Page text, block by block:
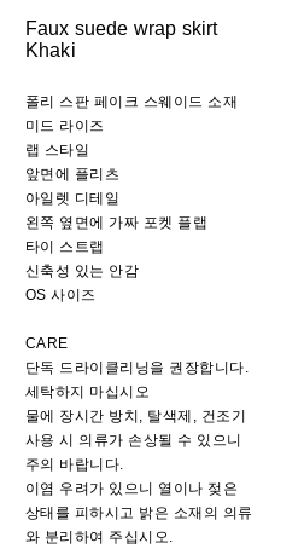
Faux suede wrap skirt
Khaki
폴리 스판 페이크 스웨이드 소재
미드 라이즈
랩 스타일
앞면에 플리츠
아일렛 디테일
왼쪽 옆면에 가짜 포켓 플랩
타이 스트랩
신축성 있는 안감
OS 사이즈
CARE
단독 드라이클리닝을 권장합니다.
세탁하지 마십시오
물에 장시간 방치, 탈색제, 건조기
사용 시 의류가 손상될 수 있으니
주의 바랍니다.
이염 우려가 있으니 열이나 젖은
상태를 피하시고 밝은 소재의 의류
와 분리하여 주십시오.